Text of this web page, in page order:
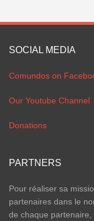
SOCIAL MEDIA
Comundos on
Our Youtube Channel
Donations
PARTNERS
Pour réaliser sa
partenaires dans le
de chaque